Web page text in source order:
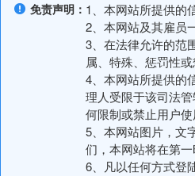
免责声明： 1、本网站所提供的
2、本网站及其雇员
3、在法律允许的范
属、特殊、惩罚性
4、本网站所提供的
理人受限于该司法
何限制或禁止用户
5、本网站图片，文
们，本网站将在第一
6、凡以任何方式登